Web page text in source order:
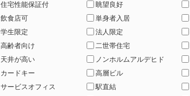
住宅性能保証付
眺望良好
飲食店可
単身者入居
学生限定
法人限定
高齢者向け
二世帯住宅
天井が高い
ノンホルムアルデヒド
カードキー
高層ビル
サービスオフィス
駅直結